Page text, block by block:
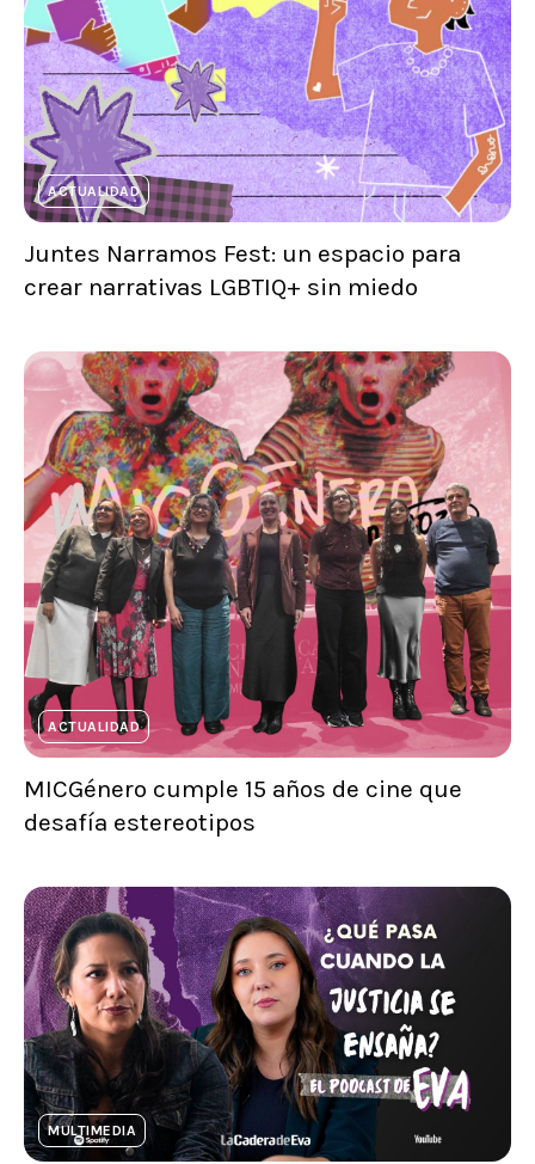
ACTUALIDAD
Juntes Narramos Fest: un espacio para
crear narrativas LGBTIQ+ sin miedo
ACTUALIDAD
MICGénero cumple 15 años de cine que
desafía estereotipos
MULTIMEDIA